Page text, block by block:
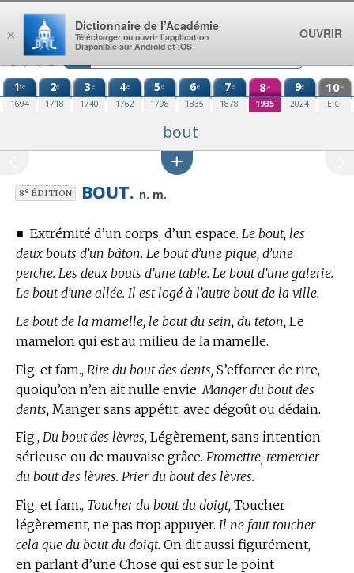
Aller au contenu
1re
1694
2e
1718
3e
1740
4e
1762
5e
1798
6e
1835
7e
1878
8e
1935
9e
2024
10e
E.C.
bout
8eÉDITION BOUT. n. m.
■ Extrémité d’un corps, d’un espace. Le bout, les
deux bouts d’un bâton. Le bout d’une pique, d’une
perche. Les deux bouts d’une table. Le bout d’une galerie.
Le bout d’une allée. Il est logé à l’autre bout de la ville.
Le bout de la mamelle, le bout du sein, du teton, Le
mamelon qui est au milieu de la mamelle.
Fig. et fam., Rire du bout des dents, S’efforcer de rire,
quoiqu’on n’en ait nulle envie. Manger du bout des
dents, Manger sans appétit, avec dégoût ou dédain.
Fig., Du bout des lèvres, Légèrement, sans intention
sérieuse ou de mauvaise grâce. Promettre, remercier
du bout des lèvres. Prier du bout des lèvres.
Fig. et fam., Toucher du bout du doigt, Toucher
légèrement, ne pas trop appuyer. Il ne faut toucher
cela que du bout du doigt. On dit aussi figurément,
en parlant d’une Chose qui est sur le point
×
Dictionnaire de l’Académie
Télécharger ou ouvrir l’application
Disponible sur Android et iOS
OUVRIR